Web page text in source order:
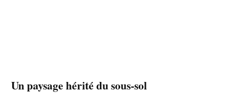
Un paysage hérité du sous-sol